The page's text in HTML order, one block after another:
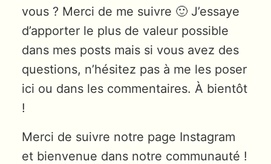
vous ? Merci de me suivre 🙂 J’essaye
d’apporter le plus de valeur possible
dans mes posts mais si vous avez des
questions, n’hésitez pas à me les poser
ici ou dans les commentaires. À bientôt
!
Merci de suivre notre page Instagram
et bienvenue dans notre communauté !